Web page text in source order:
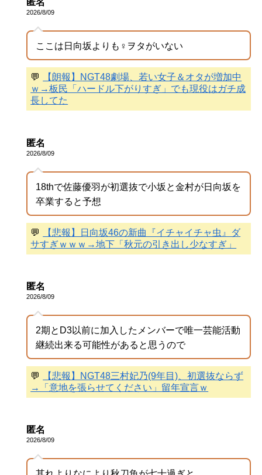
匿名
2026/8/09
ここは日向坂よりも♀ヲタがいない
💬
【朗報】NGT48劇場、若い女子＆オタが増加中
ｗ→板民「ハードル下がりすぎ」でも現役はガチ成
長してた
匿名
2026/8/09
18thで佐藤優羽が初選抜で小坂と金村が日向坂を
卒業すると予想
💬
【悲報】日向坂46の新曲『イチャイチャ虫』ダ
サすぎｗｗｗ→地下「秋元の引き出し少なすぎ」
匿名
2026/8/09
2期とD3以前に加入したメンバーで唯一芸能活動
継続出来る可能性があると思うので
💬
【悲報】NGT48三村妃乃(9年目)、初選抜ならず
→「意地を張らせてください」留年宣言ｗ
匿名
2026/8/09